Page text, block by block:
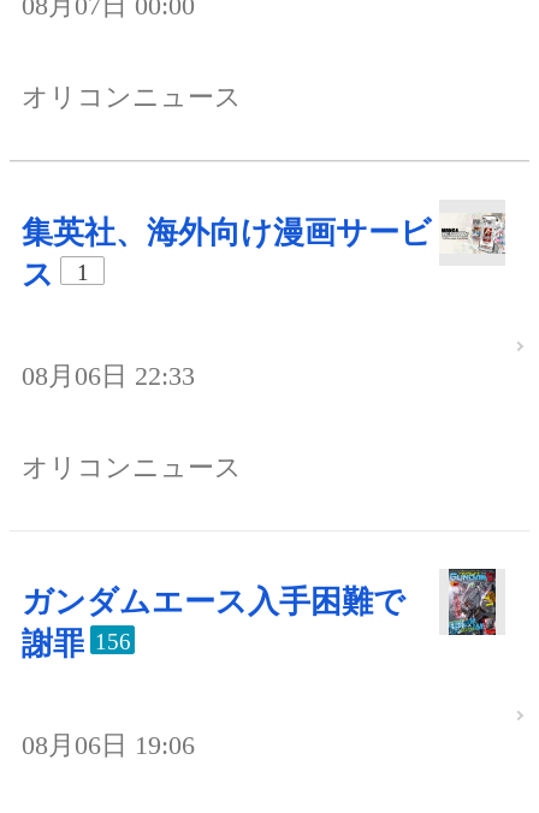
オリコンニュース
集英社、海外向け漫画サービ
ス
1
08月06日 22:33
オリコンニュース
ガンダムエース入手困難で
謝罪 156
08月06日 19:06